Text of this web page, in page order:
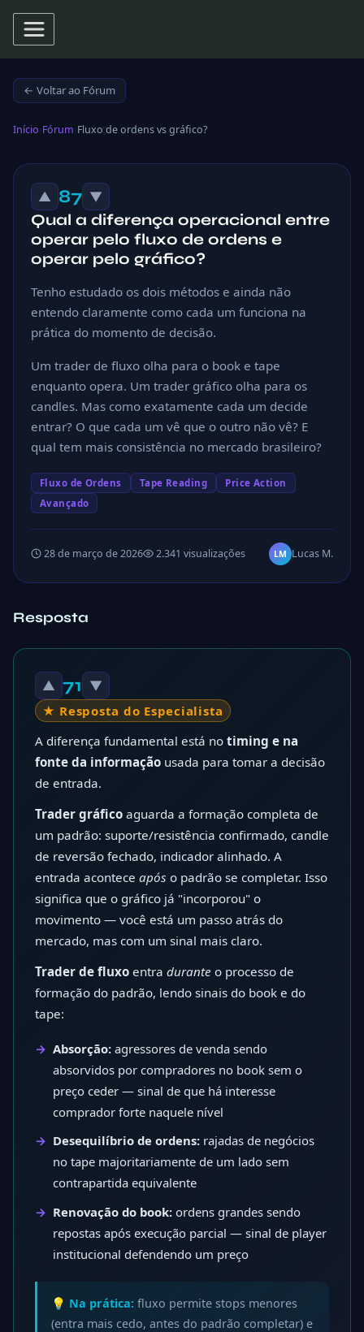
← Voltar ao Fórum
Início›Fórum›Fluxo de ordens vs gráfico?
▲ 87 ▼
Qual a diferença operacional entre
operar pelo fluxo de ordens e
operar pelo gráfico?
Tenho estudado os dois métodos e ainda não
entendo claramente como cada um funciona na
prática do momento de decisão.
Um trader de fluxo olha para o book e tape
enquanto opera. Um trader gráfico olha para os
candles. Mas como exatamente cada um decide
entrar? O que cada um vê que o outro não vê? E
qual tem mais consistência no mercado brasileiro?
Fluxo de Ordens Tape Reading
Price Action
Avançado
28 de março de 2026 2.341 visualizações LM Lucas M.
Resposta
▲ 71 ▼
★ Resposta do Especialista
A diferença fundamental está no timing e na
fonte da informaçãousada para tomar a decisão
de entrada.
Trader gráficoaguarda a formação completa de
um padrão: suporte/resistência confirmado, candle
de reversão fechado, indicador alinhado. A
entrada acontece após o padrão se completar. Isso
significa que o gráfico já "incorporou" o
movimento — você está um passo atrás do
mercado, mas com um sinal mais claro.
Trader de fluxoentra durante o processo de
formação do padrão, lendo sinais do book e do
tape:
Absorção:agressores de venda sendo
absorvidos por compradores no book sem o
preço ceder — sinal de que há interesse
comprador forte naquele nível
Desequilíbrio de ordens:rajadas de negócios
no tape majoritariamente de um lado sem
contrapartida equivalente
Renovação do book:ordens grandes sendo
repostas após execução parcial — sinal de player
institucional defendendo um preço
💡 Na prática: fluxo permite stops menores
(entra mais cedo, antes do padrão completar) e